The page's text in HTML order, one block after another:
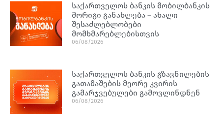
საქართველოს ბანკის მობილბანკის
მორიგი განახლება – ახალი
შესაძლებლობები
მომხმარებლებისთვის
06/08/2026
საქართველოს ბანკის გზავნილების
გათამაშების მეორე კვირის
გამარჯვებულები გამოვლინდნენ
06/08/2026